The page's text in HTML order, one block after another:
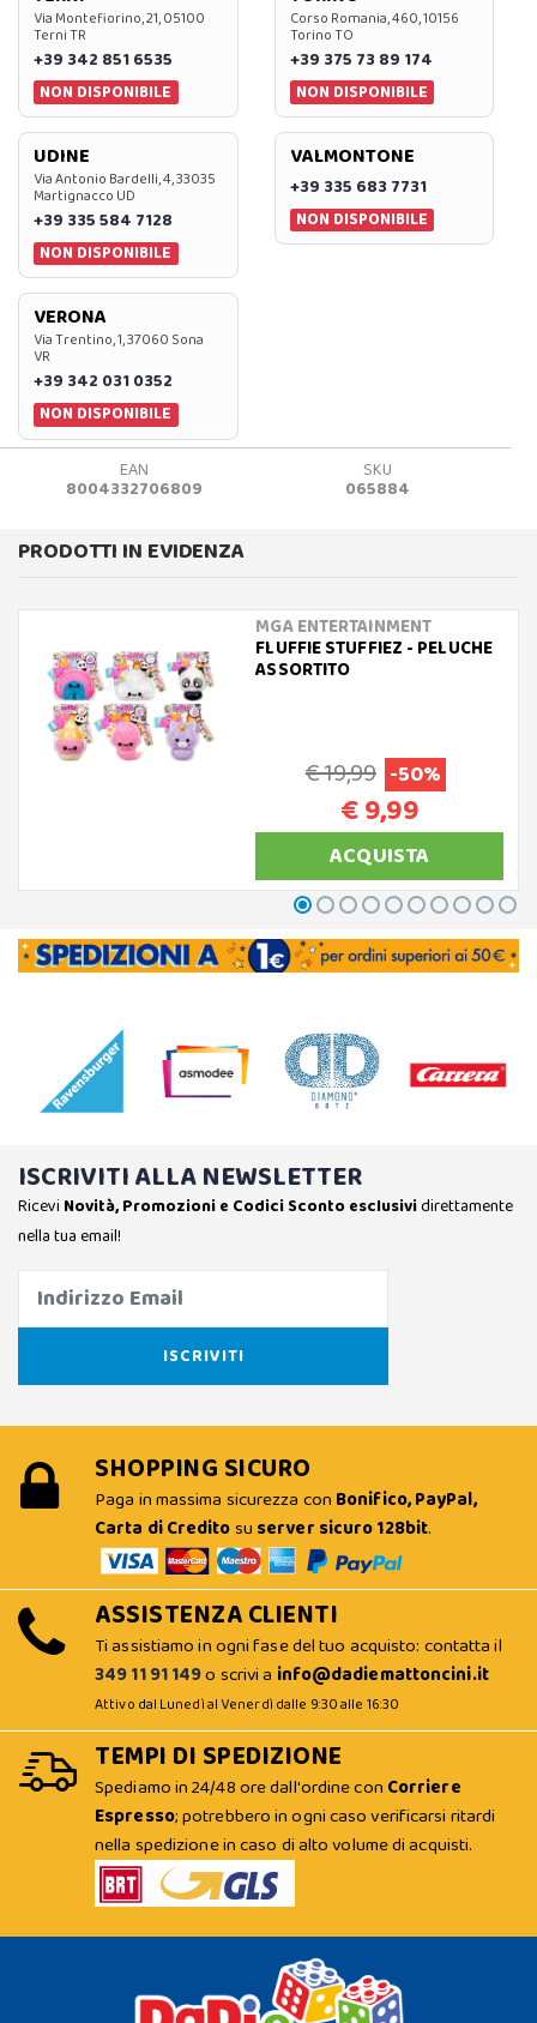
Via Montefiorino, 21, 05100
Terni TR
+39 342 851 6535
NON DISPONIBILE
Corso Romania, 460, 10156
Torino TO
+39 375 73 89 174
NON DISPONIBILE
UDINE
Via Antonio Bardelli, 4, 33035
Martignacco UD
+39 335 584 7128
NON DISPONIBILE
VALMONTONE
+39 335 683 7731
NON DISPONIBILE
VERONA
Via Trentino, 1, 37060 Sona
VR
+39 342 031 0352
NON DISPONIBILE
EAN
8004332706809
SKU
065884
PRODOTTI IN EVIDENZA
MGA ENTERTAINMENT
FLUFFIE STUFFIEZ - PELUCHE
ASSORTITO
€ 19,99 -50%
€ 9,99
ACQUISTA
ISCRIVITI ALLA NEWSLETTER
Ricevi Novità, Promozioni e Codici Sconto esclusividirettamente
nella tua email!
SHOPPING SICURO
Paga in massima sicurezza con Bonifico, PayPal,
Carta di Creditosu server sicuro 128bit.
ASSISTENZA CLIENTI
Ti assistiamo in ogni fase del tuo acquisto: contatta il
349 11 91 149o scrivi a info@dadiemattoncini.it
Attivo dal Lunedì al Venerdì dalle 9:30 alle 16:30
TEMPI DI SPEDIZIONE
Spediamo in 24/48 ore dall'ordine con Corriere
Espresso; potrebbero in ogni caso verificarsi ritardi
nella spedizione in caso di alto volume di acquisti.